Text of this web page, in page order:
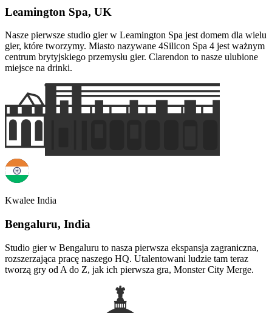
Leamington Spa, UK
Nasze pierwsze studio gier w Leamington Spa jest domem dla wielu
gier, które tworzymy. Miasto nazywane 4Silicon Spa 4 jest ważnym
centrum brytyjskiego przemysłu gier. Clarendon to nasze ulubione
miejsce na drinki.
Kwalee India
Bengaluru, India
Studio gier w Bengaluru to nasza pierwsza ekspansja zagraniczna,
rozszerzająca pracę naszego HQ. Utalentowani ludzie tam teraz
tworzą gry od A do Z, jak ich pierwsza gra, Monster City Merge.